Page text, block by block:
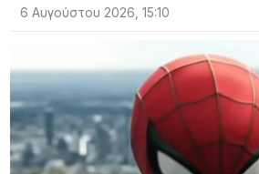
6 Αυγούστου 2026, 15:10